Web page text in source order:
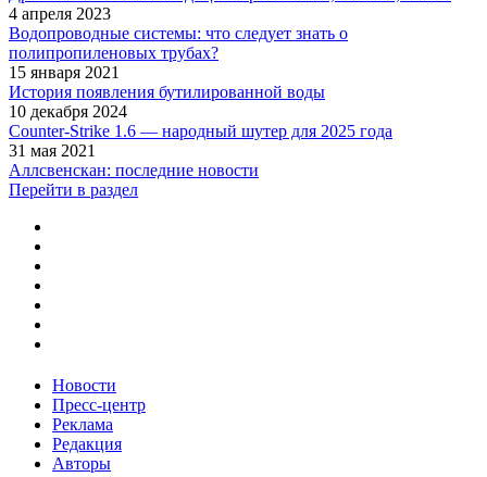
4 апреля 2023
Водопроводные системы: что следует знать о
полипропиленовых трубах?
15 января 2021
История появления бутилированной воды
10 декабря 2024
Counter-Strike 1.6 — народный шутер для 2025 года
31 мая 2021
Аллсвенскан: последние новости
Перейти в раздел
Новости
Пресс-центр
Реклама
Редакция
Авторы